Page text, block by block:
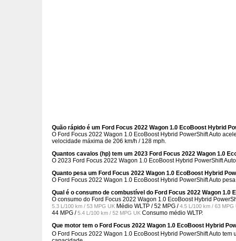
Quão rápido é um Ford Focus 2022 Wagon 1.0 EcoBoost Hybrid
O Ford Focus 2022 Wagon 1.0 EcoBoost Hybrid PowerShift Auto
velocidade máxima de 206 km/h / 128 mph.
Quantos cavalos (hp) tem um 2023 Ford Focus 2022 Wagon 1.0
O 2023 Ford Focus 2022 Wagon 1.0 EcoBoost Hybrid PowerShift
Quanto pesa um Ford Focus 2022 Wagon 1.0 EcoBoost Hybrid
O Ford Focus 2022 Wagon 1.0 EcoBoost Hybrid PowerShift Auto
Qual é o consumo de combustível do Ford Focus 2022 Wagon 1.0
O consumo do Ford Focus 2022 Wagon 1.0 EcoBoost Hybrid
5.3 L/100 km / 53 MPG UK Médio WLTP /52 MPG /4.5 L/100 km / 63 MPG
44 MPG /5.4 L/100 km / 52 MPG UK Consumo médio WLTP.
Que motor tem o Ford Focus 2022 Wagon 1.0 EcoBoost Hybrid
O Ford Focus 2022 Wagon 1.0 EcoBoost Hybrid PowerShift Auto